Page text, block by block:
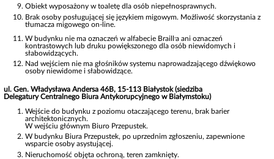
Obiekt wyposażony w toaletę dla osób niepełnosprawnych.
Brak osoby posługującej się językiem migowym. Możliwość skorzystania z
tłumacza migowego on-line.
W budynku nie ma oznaczeń w alfabecie Braill
a ani oznaczeń
kontrastowych lub druku powiększonego dla osób niewidomych i
słabowidzących.
Nad wejściem nie ma głośników systemu naprowadzającego dźwiękowo
osoby niewidome i słabowidzące.
ul. Gen. Władysława Andersa 46B, 15-113 Białystok (siedziba
Delegatury Centralnego Biura Antykorupcyjnego w Białymstoku)
Wejście do budynku z poziomu otaczającego terenu, brak barier
architektonicznych.
W wejściu głównym Biuro Przepustek.
W budynku Biura Przepustek, po uprzednim zgłoszeniu, zapewnione
wsparcie osoby asystującej.
Nieruchomość objęta ochroną, teren zamknięty.